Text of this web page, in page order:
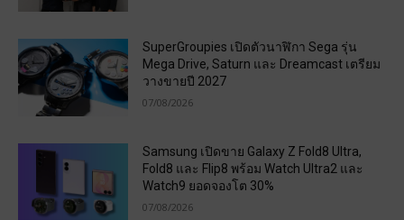
SuperGroupies เปิดตัวนาฬิกา Sega รุ่น
Mega Drive, Saturn และ Dreamcast เตรียม
วางขายปี 2027
07/08/2026
Samsung เปิดขาย Galaxy Z Fold8 Ultra,
Fold8 และ Flip8 พร้อม Watch Ultra2 และ
Watch9 ยอดจองโต 30%
07/08/2026